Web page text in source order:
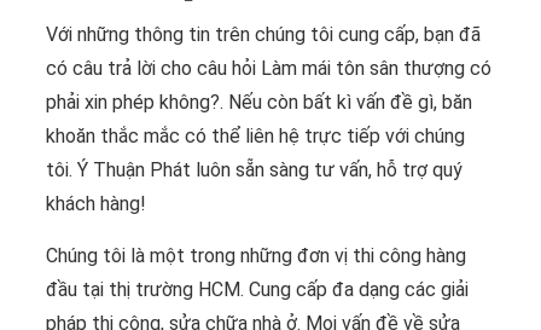
Với những thông tin trên chúng tôi cung cấp, bạn đã
có câu trả lời cho câu hỏi Làm mái tôn sân thượng có
phải xin phép không?. Nếu còn bất kì vấn đề gì, băn
khoăn thắc mắc có thể liên hệ trực tiếp với chúng
tôi. Ý Thuận Phát luôn sẵn sàng tư vấn, hỗ trợ quý
khách hàng!
Chúng tôi là một trong những đơn vị thi công hàng
đầu tại thị trường HCM. Cung cấp đa dạng các giải
pháp thi công, sửa chữa nhà ở. Mọi vấn đề về sửa